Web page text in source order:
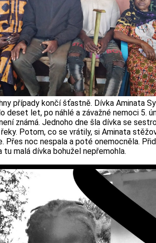
případy končí šťastně. Dívka Aminata
deset let, po náhlé a závažné nemoci 5.
známá. Jednoho dne šla dívka se
Potom, co se vrátily, si Aminata
Přes noc nespala a poté onemocněla.
tu malá dívka bohužel nepřemohla.